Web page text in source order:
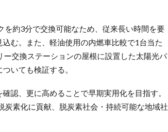
約3分で交換可能なため、従来長い時間を要
む。また、軽油使用の内燃車比較で1台当た
交換ステーションの屋根に設置した太陽光パ
いても検証する。
認、更に高めることで早期実用化を目指す。
素化に貢献、脱炭素社会・持続可能な地域社